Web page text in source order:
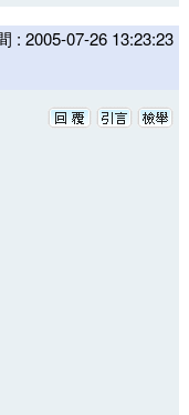
: 2005-07-26 13:23:23